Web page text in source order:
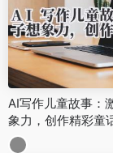
AI写作儿童故事：
象力，创作精彩童